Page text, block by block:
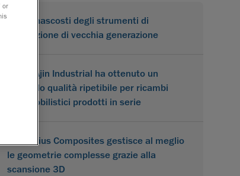
I costi nascosti degli strumenti di
misurazione di vecchia generazione
Come Ajin Industrial ha ottenuto un
controllo qualità ripetibile per ricambi
automobilistici prodotti in serie
Karbonius Composites gestisce al meglio
le geometrie complesse grazie alla
scansione 3D
or